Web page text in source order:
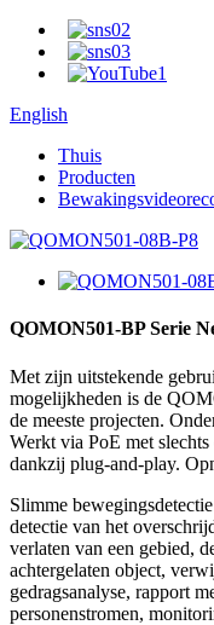
English
Thuis
Producten
QOMON501-BP Serie
Met zijn uitstekende
mogelijkheden is de
de meeste projecten.
Werkt via PoE met
dankzij plug-and-play.
Slimme
detectie van het
verlaten van een gebied,
achtergelaten object,
gedragsanalyse, rapport
personenstromen,